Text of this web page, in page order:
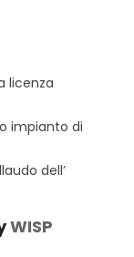
licenza
impianto di
dell’
WISP